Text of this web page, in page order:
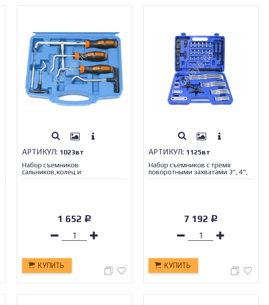
АРТИКУЛ: 1023вт
Набор съемников
сальников,колец и
шлангов,6предметов
1 652 Р
КУПИТЬ
АРТИКУЛ: 1125вт
Набор съемников с тремя
поворотными захватами 3", 4",
6", 8" МАЯКАВТО™/1/2_
7 192 Р
КУПИТЬ